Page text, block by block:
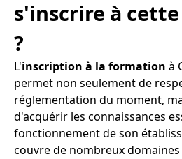
s'inscrire à
?
L'inscription à la formation à
permet non seulement de
réglementation du moment,
d'acquérir les connaissances
fonctionnement de son
couvre de nombreux domaines